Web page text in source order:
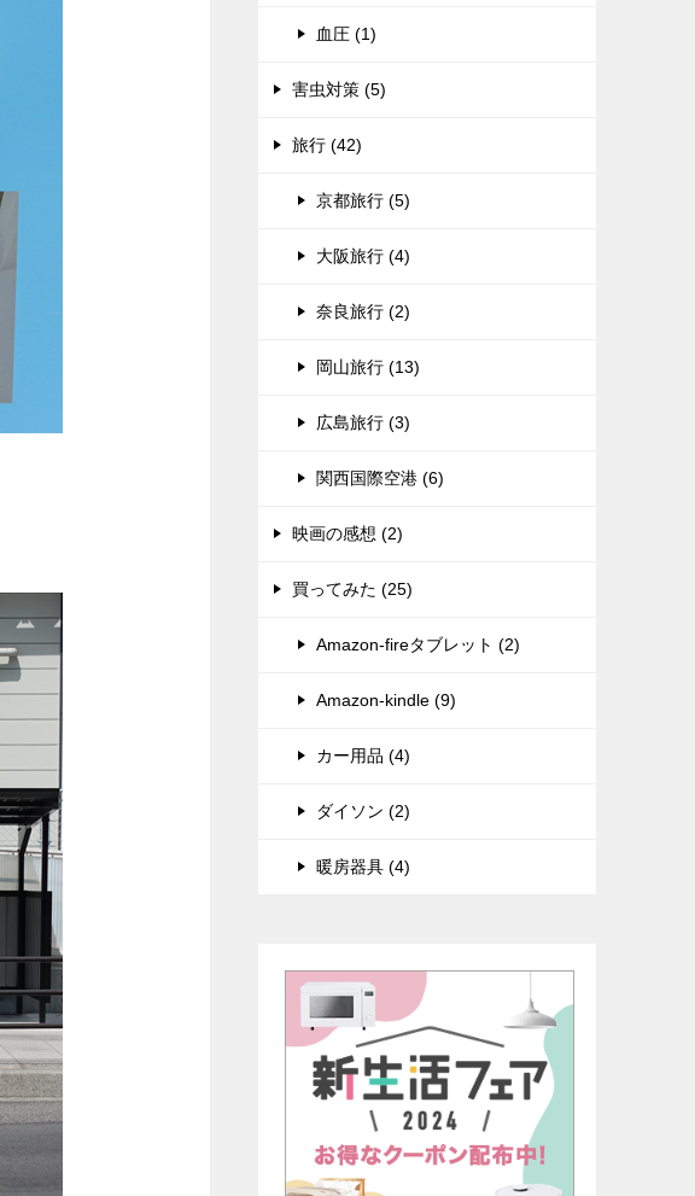
血圧 (1)
害虫対策 (5)
旅行 (42)
京都旅行 (5)
大阪旅行 (4)
奈良旅行 (2)
岡山旅行 (13)
広島旅行 (3)
関西国際空港 (6)
映画の感想 (2)
買ってみた (25)
Amazon-fireタブレット (2)
Amazon-kindle (9)
カー用品 (4)
ダイソン (2)
暖房器具 (4)